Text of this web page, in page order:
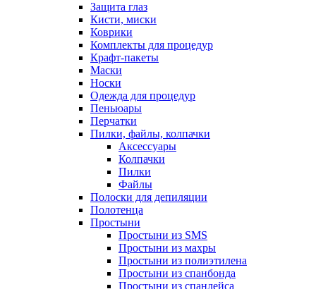
Защита глаз
Кисти, миски
Коврики
Комплекты для процедур
Крафт-пакеты
Маски
Носки
Одежда для процедур
Пеньюары
Перчатки
Пилки, файлы, колпачки
Аксессуары
Колпачки
Пилки
Файлы
Полоски для депиляции
Полотенца
Простыни
Простыни из SMS
Простыни из махры
Простыни из полиэтилена
Простыни из спанбонда
Простыни из спанлейса